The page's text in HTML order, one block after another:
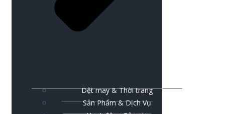
Dệt may & Thời trang
Sản Phẩm & Dịch Vụ